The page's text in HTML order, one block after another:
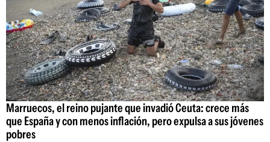
Marruecos, el reino pujante que invadió Ceuta: crece más
que España y con menos inflación, pero expulsa a sus jóvenes
pobres